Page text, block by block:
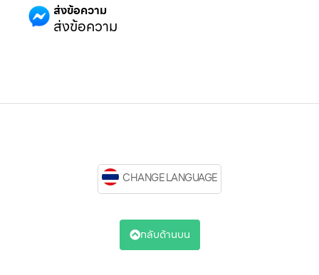
ส่งข้อความ
ส่งข้อความ
CHANGE LANGUAGE
กลับด้านบน